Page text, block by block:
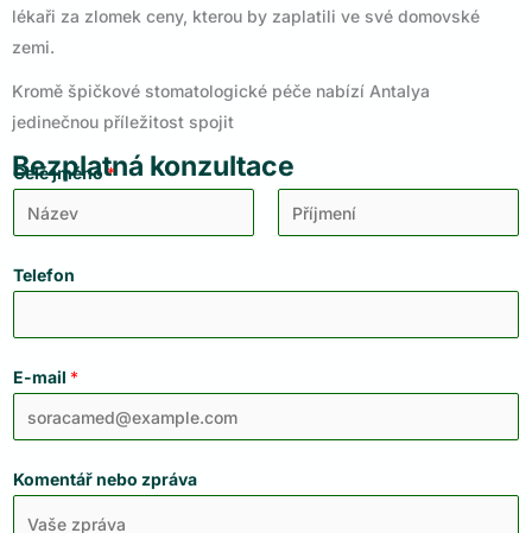
lékaři za zlomek ceny, kterou by zaplatili ve své domovské
zemi.
Kromě špičkové stomatologické péče nabízí Antalya
jedinečnou příležitost spojit
Bezplatná konzultace
Celé jméno*
iTelefon
E-mail *
Komentář nebo zpráva